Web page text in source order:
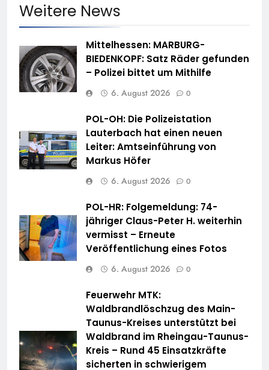
Weitere News
Mittelhessen: MARBURG-
BIEDENKOPF: Satz Räder gefunden
– Polizei bittet um Mithilfe
6. August 2026 0
POL-OH: Die Polizeistation
Lauterbach hat einen neuen
Leiter: Amtseinführung von
Markus Höfer
6. August 2026 0
POL-HR: Folgemeldung: 74-
jähriger Claus-Peter H. weiterhin
vermisst – Erneute
Veröffentlichung eines Fotos
6. August 2026 0
Feuerwehr MTK:
Waldbrandlöschzug des Main-
Taunus-Kreises unterstützt bei
Waldbrand im Rheingau-Taunus-
Kreis – Rund 45 Einsatzkräfte
sicherten in schwierigem